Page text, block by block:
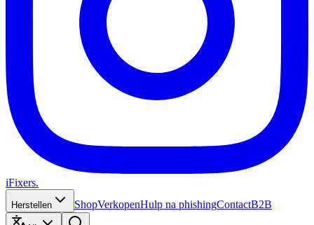
iFixers.
Herstellen ShopVerkopenHulp na phishingContactB2B